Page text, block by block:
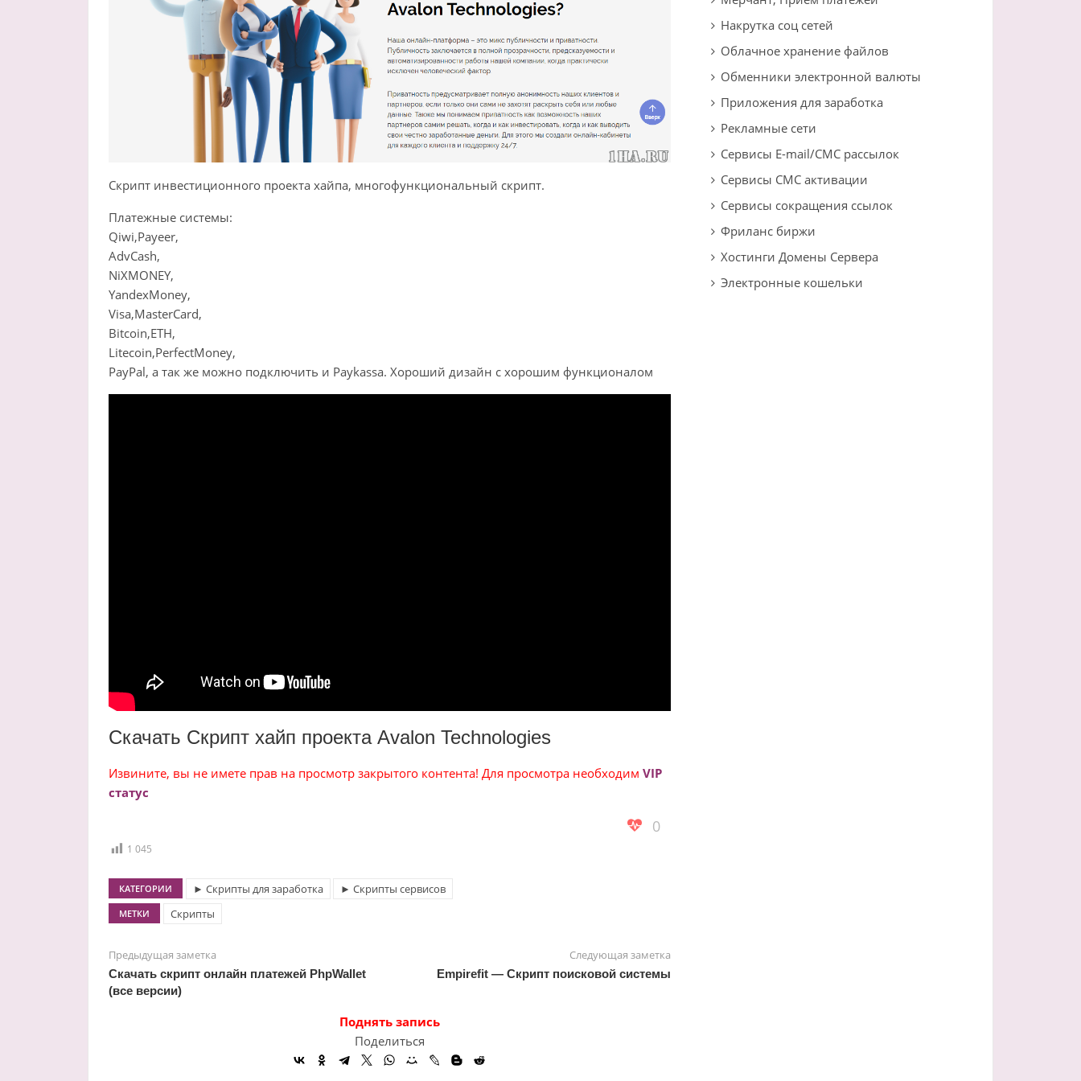
Скрипт инвестиционного проекта хайпа, многофункциональный скрипт.
Платежные системы:
Qiwi,Payeer,
AdvCash,
NiXMONEY,
YandexMoney,
Visa,MasterCard,
Bitcoin,ETH,
Litecoin,PerfectMoney,
PayPal, а так же можно подключить и Paykassa. Хороший дизайн с хорошим функционалом
Скачать Скрипт хайп проекта Avalon Technologies
Извините, вы не имете прав на просмотр закрытого контента! Для просмотра необходим VIP
статус
0
1 045
КАТЕГОРИИ ► Скрипты для заработка ► Скрипты сервисов
МЕТКИ Скрипты
Предыдущая заметка
Скачать скрипт онлайн платежей PhpWallet
(все версии)
Следующая заметка
Empirefit — Скрипт поисковой системы
Поднять запись
Поделиться
Накрутка соц сетей
Облачное хранение файлов
Обменники электронной валюты
Приложения для заработка
Рекламные сети
Сервисы E-mail/СМС рассылок
Сервисы СМС активации
Сервисы сокращения ссылок
Фриланс биржи
Хостинги Домены Сервера
Электронные кошельки